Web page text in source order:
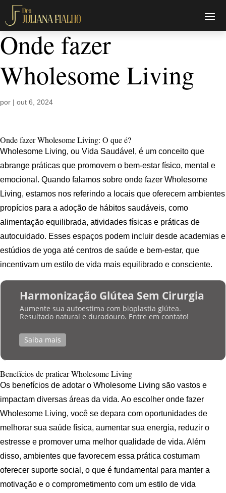
Onde fazer
Wholesome Living
por | out 6, 2024
Onde fazer Wholesome Living: O que é?
Wholesome Living, ou Vida Saudável, é um conceito que
abrange práticas que promovem o bem-estar físico, mental e
emocional. Quando falamos sobre onde fazer Wholesome
Living, estamos nos referindo a locais que oferecem ambientes
propícios para a adoção de hábitos saudáveis, como
alimentação equilibrada, atividades físicas e práticas de
autocuidado. Esses espaços podem incluir desde academias e
estúdios de yoga até centros de saúde e bem-estar, que
incentivam um estilo de vida mais equilibrado e consciente.
Harmonização Glútea Sem Cirurgia
Aumente sua autoestima com bioplastia glútea.
Resultado natural e duradouro. Entre em contato!
Saiba mais
Benefícios de praticar Wholesome Living
Os benefícios de adotar o Wholesome Living são vastos e
impactam diversas áreas da vida. Ao escolher onde fazer
Wholesome Living, você se depara com oportunidades de
melhorar sua saúde física, aumentar sua energia, reduzir o
estresse e promover uma melhor qualidade de vida. Além
disso, ambientes que favorecem essa prática costumam
oferecer suporte social, o que é fundamental para manter a
motivação e o comprometimento com um estilo de vida